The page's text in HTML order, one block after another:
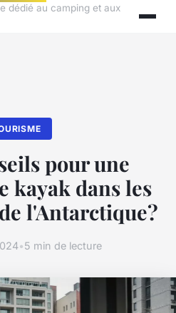
dédié au camping et aux
pour une
kayak dans les
l'Antarctique?
•5 min de lecture